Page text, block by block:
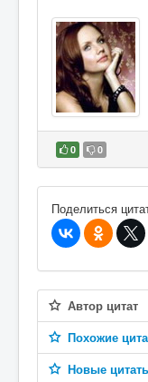
0 0
В избранное
Поделиться
Автор цитат
Похожие
Новые